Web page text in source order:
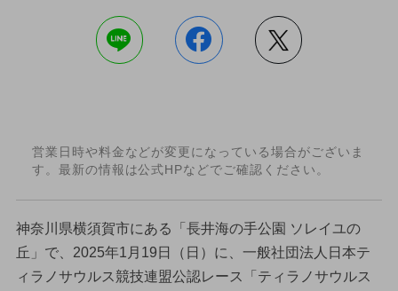
営業日時や料金などが変更になっている場合がございま
す。最新の情報は公式HPなどでご確認ください。
神奈川県横須賀市にある「長井海の手公園 ソレイユの
丘」で、2025年1月19日（日）に、一般社団法人日本テ
ィラノサウルス競技連盟公認レース「ティラノサウルス